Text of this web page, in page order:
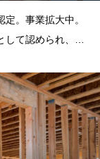
。事業拡大中。
て認められ、設